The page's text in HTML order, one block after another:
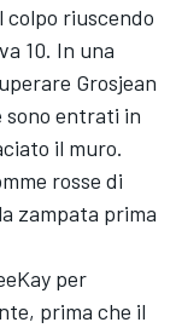
colpo riuscendo
10. In una
Grosjean
sono entrati in
il muro.
rosse di
zampata prima
per
prima che il